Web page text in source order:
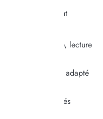
on peut
peinture, musique, lecture
numériques
gym douce, yoga adapté
:
spectacles, activités